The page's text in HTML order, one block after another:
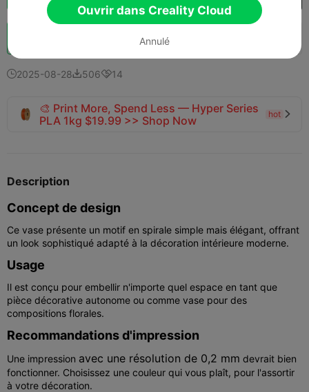
129
2025-08-2850614
🎨 Print More, Spend Less — Hyper Series
PLA 1kg $19.99 >> Shop Now
hot 
Description
Concept de design
Ce vase présente un motif en spirale simple mais élégant, offrant
un look sophistiqué adapté à la décoration intérieure moderne.
Usage
Il est conçu pour embellir n'importe quel espace en tant que
pièce décorative autonome ou comme vase pour des
compositions florales.
Recommandations d'impression
Une impression avec une résolution de 0,2 mm devrait bien
fonctionner. Choisissez une couleur qui vous plaît, pour l'assortir
à votre décoration.
Ouvrir dans Creality Cloud
Annulé